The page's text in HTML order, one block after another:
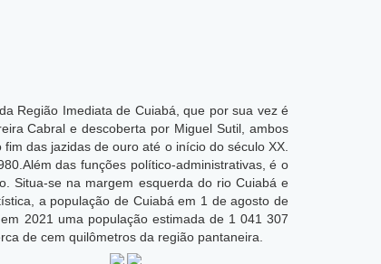
Região Imediata de Cuiabá, que por sua vez é
Cabral e descoberta por Miguel Sutil, ambos
das jazidas de ouro até o início do século XX.
das funções político-administrativas, é o
Situa-se na margem esquerda do rio Cuiabá e
a população de Cuiabá em 1 de agosto de
2021 uma população estimada de 1 041 307
de cem quilômetros da região pantaneira.